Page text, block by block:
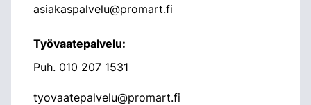
asiakaspalvelu@promart.fi
Työvaatepalvelu:
Puh. 010 207 1531
tyovaatepalvelu@promart.fi